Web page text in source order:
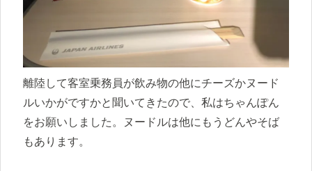
離陸して客室乗務員が飲み物の他にチーズかヌード
ルいかがですかと聞いてきたので、私はちゃんぽん
をお願いしました。ヌードルは他にもうどんやそば
もあります。